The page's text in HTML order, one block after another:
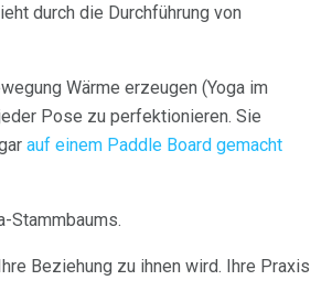
durch die Durchführung von
Wärme erzeugen (Yoga im
Pose zu perfektionieren. Sie
auf einem Paddle Board gemacht
Stammbaums.
Beziehung zu ihnen wird. Ihre Praxis